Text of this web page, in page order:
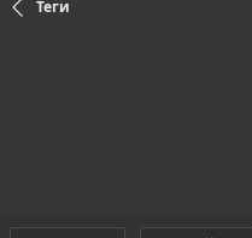
Теги